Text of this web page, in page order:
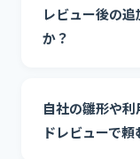
レビュー後の
か？
自社の雛形や
ドレビューで